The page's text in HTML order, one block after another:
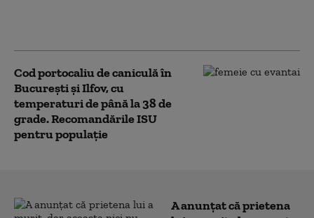
Cod portocaliu de caniculă în
București și Ilfov, cu
temperaturi de până la 38 de
grade. Recomandările ISU
pentru populație
A anunțat că prietena